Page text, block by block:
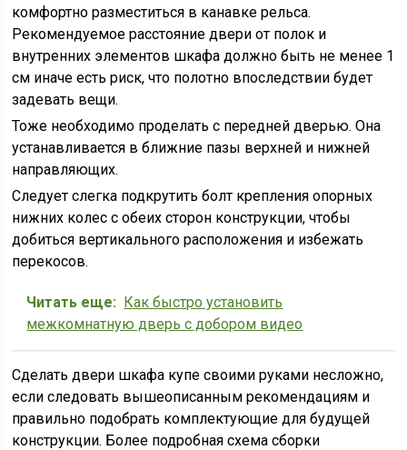
комфортно разместиться в канавке рельса.
Рекомендуемое расстояние двери от полок и
внутренних элементов шкафа должно быть не менее 1
см иначе есть риск, что полотно впоследствии будет
задевать вещи.
Тоже необходимо проделать с передней дверью. Она
устанавливается в ближние пазы верхней и нижней
направляющих.
Следует слегка подкрутить болт крепления опорных
нижних колес с обеих сторон конструкции, чтобы
добиться вертикального расположения и избежать
перекосов.
Читать еще: Как быстро установить
межкомнатную дверь с добором видео
Сделать двери шкафа купе своими руками несложно,
если следовать вышеописанным рекомендациям и
правильно подобрать комплектующие для будущей
конструкции. Более подробная схема сборки